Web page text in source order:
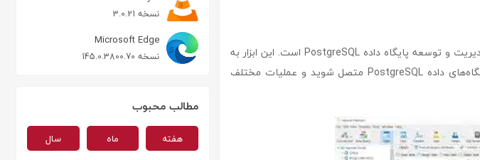
navicat for postgresql نرم‌افزاری قدرتمند و جامع برای مدیریت و توسعه پایگاه داده PostgreSQL است. این ابزار به
شما امکان می‌دهد که به صورت محلی و از راه دور به پایگاه‌های داده PostgreSQL متصل شوید و عملیات مختلف
نسخه 3.0.21
Microsoft Edge
نسخه 145.0.3800.70
مطالب محبوب
هفته ماه سال